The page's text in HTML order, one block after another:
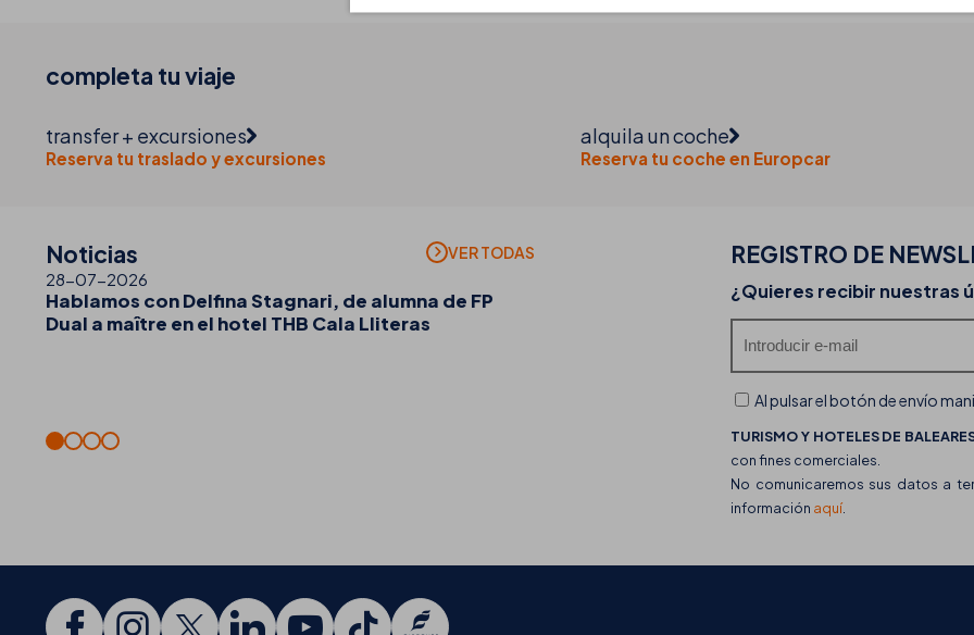
completa tuviaje
transfer + excursiones
Reserva tu traslado y excursiones
alquila un coche
Reserva tu coche en Europcar
Noticias VER TODAS
28-07-2026
Hablamos con Delfina Stagnari, de alumna de FP
Dual a maître en el hotel THB Cala Lliteras
Descubre las food trucks de THB hotels y su
REGISTRO DE
¿Quieres recibir nuestras
Al pulsar el botón de envío
TURISMO Y HOTELES DE
con fines comerciales.
No comunicaremos sus datos a
información aquí